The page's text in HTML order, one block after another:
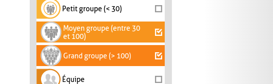
Petit groupe (< 30)
Moyen groupe (entre 30
et 100)
Grand groupe (> 100)
Équipe